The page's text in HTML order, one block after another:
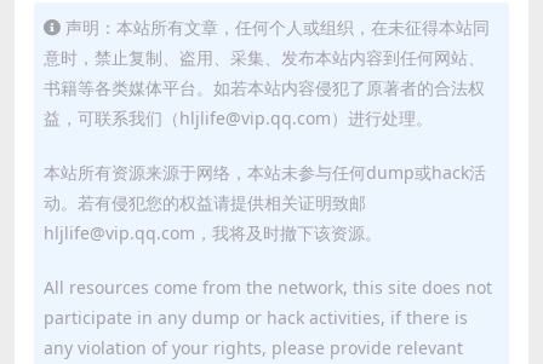
声明：本站所有文章，任何个人或组织，在未征得本站同
意时，禁止复制、盗用、采集、发布本站内容到任何网站、
书籍等各类媒体平台。如若本站内容侵犯了原著者的合法权
益，可联系我们（hljlife@vip.qq.com）进行处理。
本站所有资源来源于网络，本站未参与任何dump或hack活
动。若有侵犯您的权益请提供相关证明致邮
hljlife@vip.qq.com，我将及时撤下该资源。
All resources come from the network, this site does not
participate in any dump or hack activities, if there is
any violation of your rights, please provide relevant